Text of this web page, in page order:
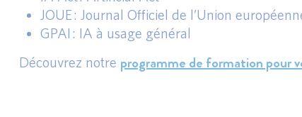
JOUE : Journal Officiel de l’Union
GPAI : IA à usage général
Découvrez notre programme de formation pour